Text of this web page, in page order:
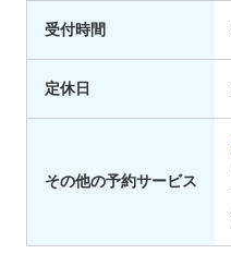
受付時間
定休日
その他の予約サービス